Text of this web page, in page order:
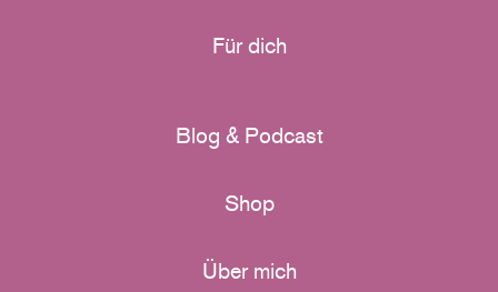
Für dich
Blog & Podcast
Shop
Über mich